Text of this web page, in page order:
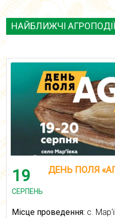
НАЙБЛИЖЧІ АГРОПОДІЇ
19
СЕРПЕНЬ
ДЕНЬ ПОЛЯ
Місце проведення: с.